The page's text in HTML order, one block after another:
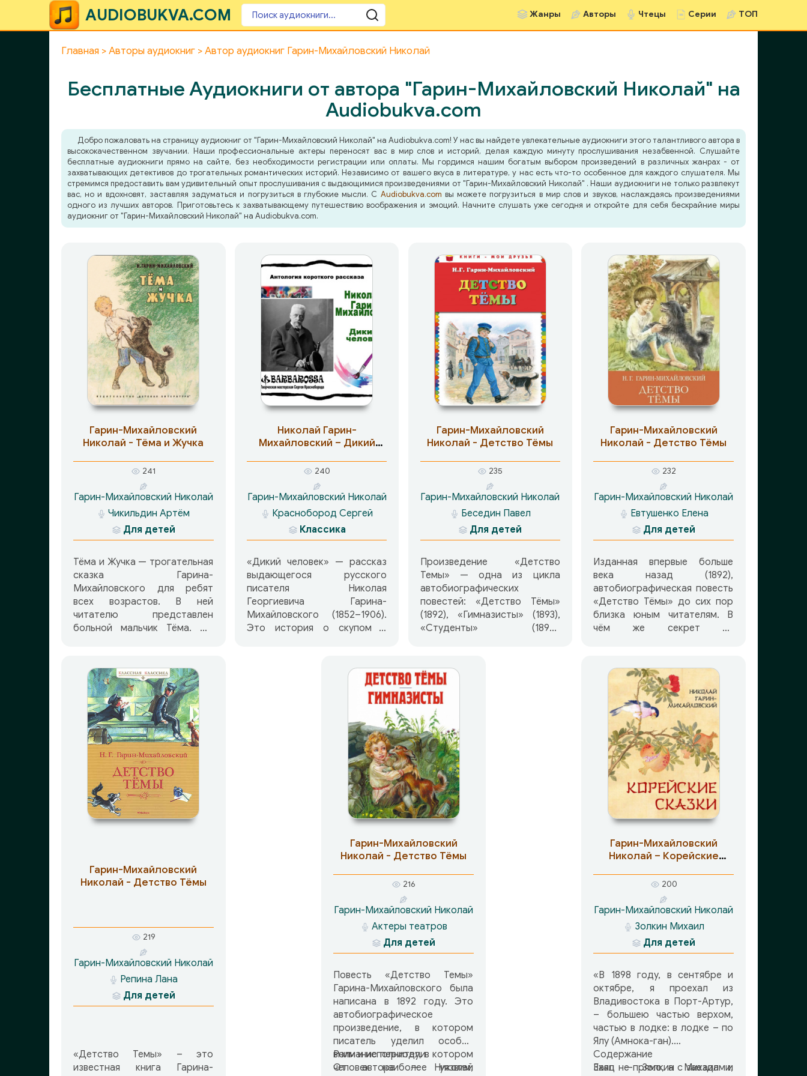
AUDIOBUKVA.COM Жанры Авторы Чтецы Серии ТОП
Главная Авторы аудиокниг Автор аудиокниг Гарин-Михайловский Николай
Бесплатные Аудиокниги от автора "Гарин-Михайловский Николай" на
Audiobukva.com
Добро пожаловать на страницу аудиокниг от "Гарин-Михайловский Николай" на Audiobukva.com! У нас вы найдете увлекательные аудиокниги этого талантливого автора в
высококачественном звучании. Наши профессиональные актеры переносят вас в мир слов и историй, делая каждую минуту прослушивания незабвенной. Слушайте
бесплатные аудиокниги прямо на сайте, без необходимости регистрации или оплаты. Мы гордимся нашим богатым выбором произведений в различных жанрах - от
захватывающих детективов до трогательных романтических историй. Независимо от вашего вкуса в литературе, у нас есть что-то особенное для каждого слушателя. Мы
стремимся предоставить вам удивительный опыт прослушивания с выдающимися произведениями от "Гарин-Михайловский Николай" . Наши аудиокниги не только развлекут
вас, но и вдохновят, заставляя задуматься и погрузиться в глубокие мысли. С Audiobukva.com вы можете погрузиться в мир слов и звуков, наслаждаясь произведениями
одного из лучших авторов. Приготовьтесь к захватывающему путешествию воображения и эмоций. Начните слушать уже сегодня и откройте для себя бескрайние миры
аудиокниг от "Гарин-Михайловский Николай" на Audiobukva.com.
Гарин-Михайловский
Николай - Тёма и Жучка
241
Гарин-Михайловский Николай
Чикильдин Артём
Для детей
Тёма и Жучка — трогательная
сказка Гарина-
Михайловского для ребят
всех возрастов. В ней
читателю представлен
больной мальчик Тёма. Он
качает маленькую сестру.
Тёма спрашивает няню, где
собака Жучка. Что ответит
мальчику няня, и как поступит
после ее слов Тёма, узнайте
вместе с ребятами из сказки.
Она говорит о дружбе,
взаимовыручке,
ответственности хозяев за
судьбу домашних питомцев и
напоминает, что на подвиг
способен каждый человек.
Николай Гарин-
Михайловский – Дикий
240
Гарин-Михайловский Николай
Краснобород Сергей
Классика
«Дикий человек» — рассказ
выдающегося русского
писателя Николая
Георгиевича Гарина-
Михайловского (1852–1906).
Это история о скупом и
разругался, жена от него
ушла, даже сыновей — и тех
Гарин-Михайловский
Николай - Детство Тёмы
235
Гарин-Михайловский Николай
Беседин Павел
Для детей
Произведение «Детство
Темы» — одна из цикла
автобиографических
повестей: «Детство Тёмы»
(1892), «Гимназисты» (1893),
«Студенты» (1895),
наибольшую литературную
славу автору — Николаю
Георгиевичу Гарину-
Михайловскому.
В этой повести автор
увлекательно, «без утайки и
рисовки» рассказывает о
своем детстве, пережитых им
и запомнившихся на всю
жизнь радостях, проступках,
мечтах.
Герой повести «Детство
Тёмы» – беспечный,
добрый мальчик. Его жизнь
полна событий и
проказы и невольные
проступки Тёмы по-разному
и любящей матерью, а
самому Тёме бывает
непросто разобраться в
случившемся…
Гарин-Михайловский
Николай - Детство Тёмы
232
Гарин-Михайловский Николай
Евтушенко Елена
Для детей
Изданная впервые больше
века назад (1892),
автобиографическая повесть
«Детство Тёмы» до сих пор
близка юным читателям. В
чём же секрет её
интересом следят за
приключениями главного
героя Тёмы, всей душой
сочувствуют его горестям и
волнениям, радуются пусть
пока небольшим победам
юного гимназиста, мечтают
вместе с ним,
разочаровываются? Всё дело
в искренности и правдивости
этого произведения, в
котором, как писал автор,
«нет и тени вымысла… всё
без утайки и рисовки».
Гарин-Михайловский
Николай - Детство Тёмы
219
Гарин-Михайловский Николай
Репина Лана
Для детей
«Детство Темы» – это
известная книга Гарина-
Гарин-Михайловский
Николай - Детство Тёмы
216
Гарин-Михайловский Николай
Актеры театров
Для детей
Повесть «Детство Темы»
Гарина-Михайловского была
написана в 1892 году. Это
автобиографическое
произведение, в котором
писатель уделил особое
внимание периоду, в котором
человек наиболее уязвим,
Роли и исполнители
От автора — Николай
Гарин-Михайловский
Николай – Корейские
200
Гарин-Михайловский Николай
Золкин Михаил
Для детей
«В 1898 году, в сентябре и
октябре, я проехал из
Владивостока в Порт-Артур,
– большею частью верхом,
частью в лодке: в лодке – по
Ялу (Амнока-ган).
Ехал не прямо, а с заездами,
Содержание
Заяц — Золкин Михаил и